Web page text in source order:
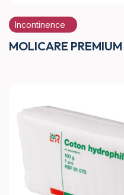
Incontinence
MOLICARE